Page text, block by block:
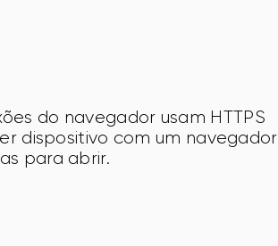
do navegador usam HTTPS
dispositivo com um navegador
para abrir.